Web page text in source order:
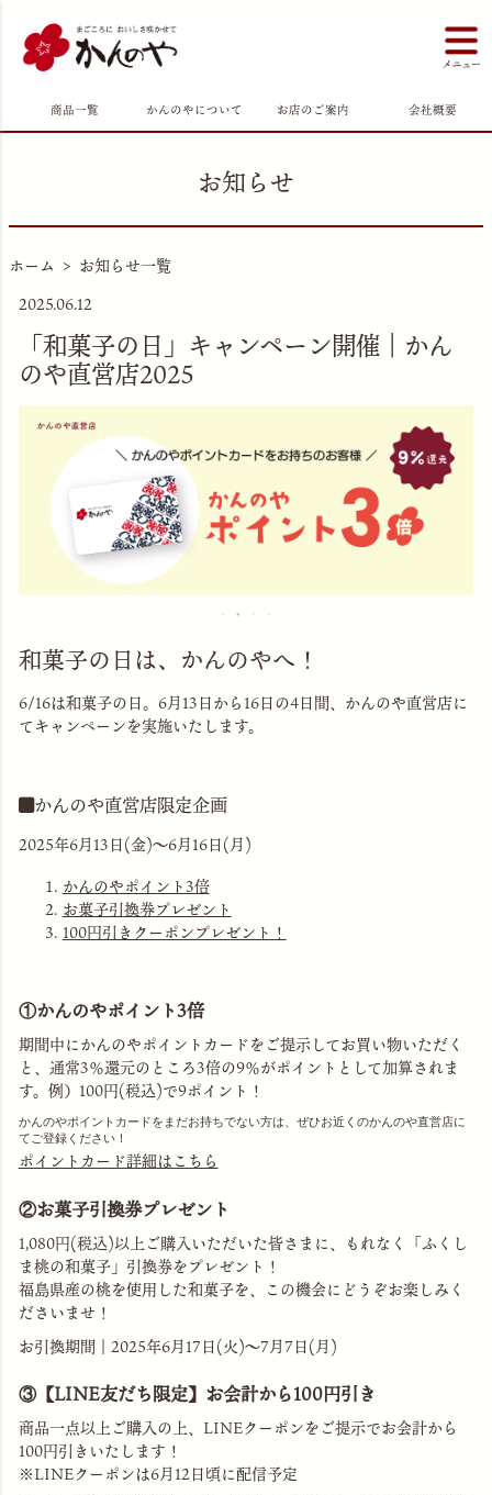
商品一覧 かんのやについて お店のご案内 会社概要
お知らせ
ホーム
お知らせ一覧
2025.06.12
「和菓子の日」キャンペーン開催｜かん
のや直営店2025
和菓子の日は、かんのやへ！
6/16は和菓子の日。6月13日から16日の4日間、かんのや直営店に
てキャンペーンを実施いたします。
かんのや直営店限定企画
2025年6月13日(金)～6月16日(月)
かんのやポイント3倍
お菓子引換券プレゼント
100円引きクーポンプレゼント！
①かんのやポイント3倍
期間中にかんのやポイントカードをご提示してお買い物いただく
と、通常3％還元のところ3倍の9％がポイントとして加算されま
す。例）100円(税込)で9ポイント！
かんのやポイントカードをまだお持ちでない方は、ぜひお近くのかんのや直営店に
てご登録ください！
ポイントカード詳細はこちら
②お菓子引換券プレゼント
1,080円(税込)以上ご購入いただいた皆さまに、もれなく「ふくし
ま桃の和菓子」引換券をプレゼント！
福島県産の桃を使用した和菓子を、この機会にどうぞお楽しみく
ださいませ！
お引換期間｜2025年6月17日(火)～7月7日(月)
③【LINE友だち限定】お会計から100円引き
商品一点以上ご購入の上、LINEクーポンをご提示でお会計から
100円引きいたします！
※LINEクーポンは6月12日頃に配信予定